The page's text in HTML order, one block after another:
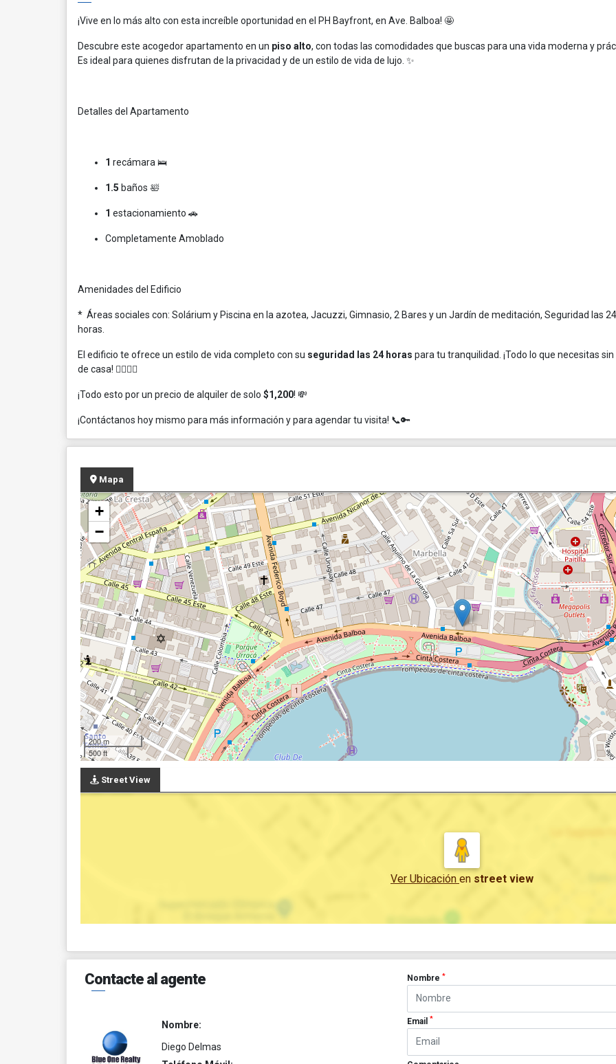
¡Vive en lo más alto con esta increíble oportunidad en el PH Bayfront, en Ave. Balboa! 🤩
Descubre este acogedor apartamento en un piso alto, con todas las comodidades que buscas para una vida moderna y
Es ideal para quienes disfrutan de la privacidad y de un estilo de vida de lujo. ✨
Detalles del Apartamento
1 recámara 🛌
1.5 baños 🛀
1 estacionamiento 🚗
Completamente Amoblado
Amenidades del Edificio
* Áreas sociales con: Solárium y Piscina en la azotea, Jacuzzi, Gimnasio, 2 Bares y un Jardín de meditación, Seguridad las 24
horas.
El edificio te ofrece un estilo de vida completo con su seguridad las 24 horas para tu tranquilidad. ¡Todo lo que necesitas sin
de casa! 👮‍♂️🏊‍♀️
¡Todo esto por un precio de alquiler de solo $1,200! 💸
¡Contáctanos hoy mismo para más información y para agendar tu visita! 📞🔑
Mapa
+
−
200 m
500 ft
Street View
Ver Ubicación en street view
Contacte al agente
Nombre:
Diego Delmas
Nombre*
Email*